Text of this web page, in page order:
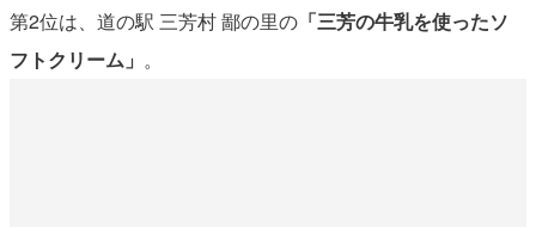
第2位は、道の駅 三芳村 鄙の里の「三芳の牛乳を使ったソ
フトクリーム」 。